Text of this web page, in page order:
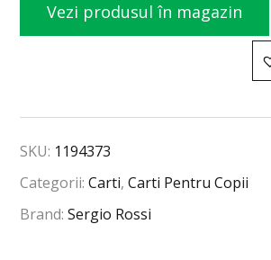
Vezi produsul în magazin
SKU: 1194373
Categorii:Carti,Carti Pentru Copii
Brand:Sergio Rossi